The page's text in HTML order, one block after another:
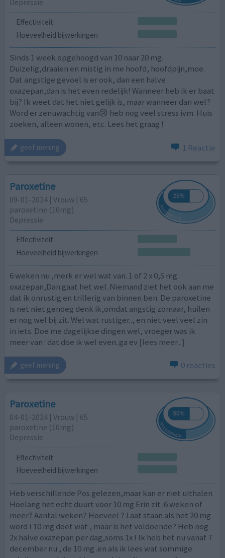
Effectiviteit
Hoeveelheid bijwerkingen
Sinds 1 week opgehoogd van 10 naar 20 mg.
Duizelig,draaien en mistig in me hoofd, hoofdpijn,moe.
Dat angstige gevoel is er ook, dan een halve
oxazepan,dan is het even redelijk! Wanneer heb ik er baat
bij? Ik weet dat het niet gelijk is, maar wanneer dan wel?
Word er zenuwachtig van😢 heb nog veel stress ivm. Huis
zoeken, alleen wonen, etc. Lees het graag !
geef mening 1 Reactie
Paroxetine
09-01-2024 | Vrouw | 65
paroxetine (10mg)
Depressie
Effectiviteit
Hoeveelheid bijwerkingen
6 weken nu ,merk er wel wat van. 1 of 2 x 0,5 mg
oxazepan,Dan gaat het wel. Niemand ziet het ook aan me
dat ik onrustig en trillerig van binnen ben. De paroxetine
is net niet genoeg denk ik,omdat angstig zomaar, huilen
er nog wel bij zit. Wel wat rustiger.., en niet veel veel zin
in iets. Doe me dagelijkse dingen wel, vroeger was ik
meer van : dat doe ik wel even..ga ev [lees meer...]
geef mening 0 reacties
Paroxetine
04-01-2024 | Vrouw | 65
paroxetine (10mg)
Depressie
Effectiviteit
Hoeveelheid bijwerkingen
Heb verschillende Pos gelezen,maar kan er niet uithalen
Hoelang het echt duurt voor 10 mg Erin zit .6 weken of
meer? Aantal weken? Hoeveel ? Laat staan als het 20 mg
word ! 10 mg doet wat , maar is het voldoende? Heb nog
2x halve oxazepan per dag,soms 1x ! Ik heb het nu vanaf 7
december nu , de 10 mg .en als ik lees wat sommige